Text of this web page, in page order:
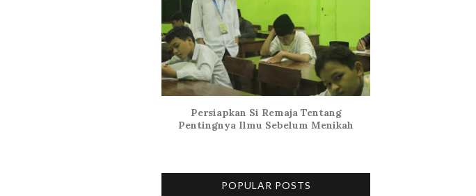
Persiapkan Si Remaja Tentang
Pentingnya Ilmu Sebelum Menikah
POPULAR POSTS